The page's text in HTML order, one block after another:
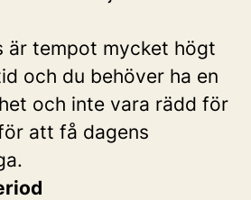
är tempot mycket högt
och du behöver ha en
och inte vara rädd för
att få dagens